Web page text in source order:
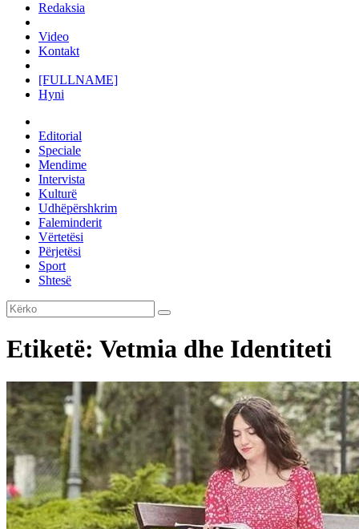
Redaksia
Video
Kontakt
[FULLNAME]
Hyni
Editorial
Speciale
Mendime
Intervista
Kulturë
Udhëpërshkrim
Faleminderit
Vërtetësi
Përjetësi
Sport
Shtesë
Etiketë: Vetmia dhe Identiteti